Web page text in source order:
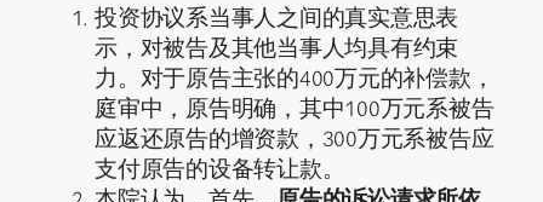
投资协议系当事人之间的真实意思表
示，对被告及其他当事人均具有约束
力。对于原告主张的400万元的补偿款，
庭审中，原告明确，其中100万元系被告
应返还原告的增资款，300万元系被告应
支付原告的设备转让款。